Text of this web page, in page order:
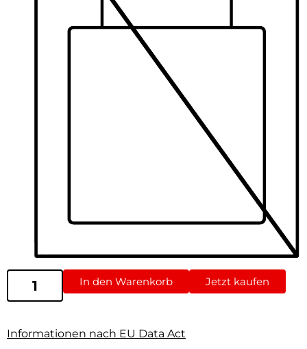
In den Warenkorb Jetzt kaufen
Informationen nach EU Data Act